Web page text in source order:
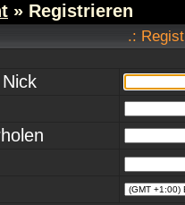
» Registrieren
.: